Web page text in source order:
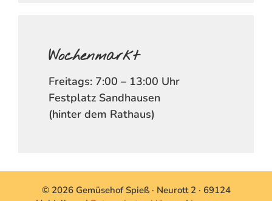
Wochenmarkt
Freitags: 7:00 – 13:00 Uhr
Festplatz Sandhausen
(hinter dem Rathaus)
© 2026 Gemüsehof Spieß · Neurott 2 · 69124